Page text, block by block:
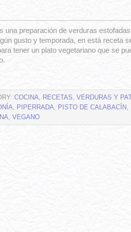
una preparación de verduras
gusto y temporada, en está receta
tener un plato vegetariano que se
COCINA, RECETAS, VERDURAS Y
, PIPERRADA, PISTO DE CALABACÍN,
, VEGANO